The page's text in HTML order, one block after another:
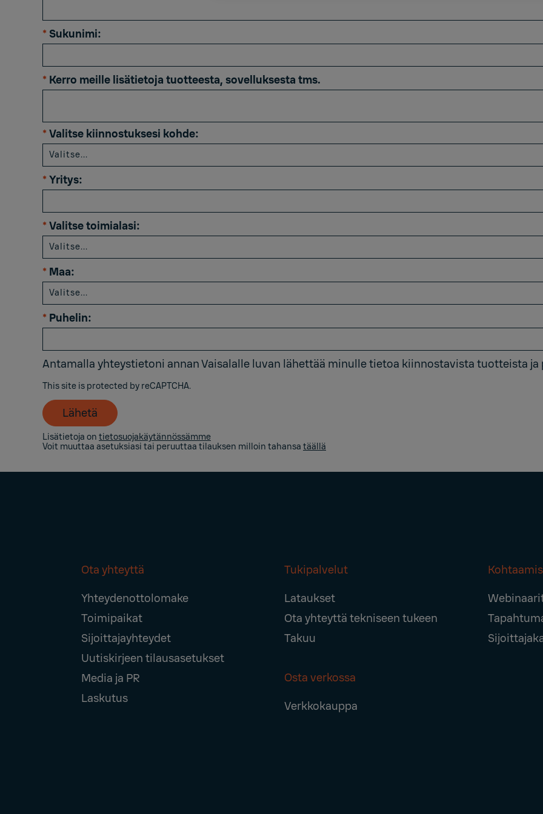
* Sukunimi:
* Kerro meille lisätietoja tuotteesta, sovelluksesta tms.
* Valitse kiinnostuksesi kohde:
* Yritys:
* Valitse toimialasi:
* Maa:
* Puhelin:
Antamalla yhteystietoni annan Vaisalalle luvan lähettää minulle tietoa kiinnostavista tuotteista ja
This site is protected by reCAPTCHA.
Lähetä
Lisätietoja on tietosuojakäytännössämme
Voit muuttaa asetuksiasi tai peruuttaa tilauksen milloin tahansa täällä
Footer
Navigation
Ota yhteyttä
Yhteydenottolomake
Toimipaikat
Sijoittajayhteydet
Uutiskirjeen tilausasetukset
Media ja PR
Laskutus
Tukipalvelut
Lataukset
Ota yhteyttä tekniseen tukeen
Takuu
Osta verkossa
Verkkokauppa